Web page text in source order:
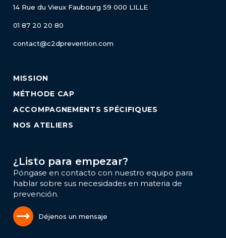
14 Rue du Vieux Faubourg 59 000 LILLE
01 87 20 20 80
contact@c2dprevention.com
MISSION
MÉTHODE CAP
ACCOMPAGNEMENTS SPÉCIFIQUES
NOS ATELIERS
¿Listo para empezar?
Póngase en contacto con nuestro equipo para
hablar sobre sus necesidades en materia de
prevención.
Déjenos un mensaje